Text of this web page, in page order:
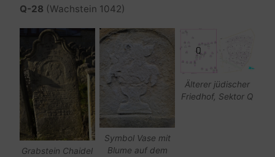
Q-28 (Wachstein 1042)
Grabstein Chaidel
Symbol Vase mit
Blume auf dem
Älterer jüdischer
Friedhof, Sektor Q